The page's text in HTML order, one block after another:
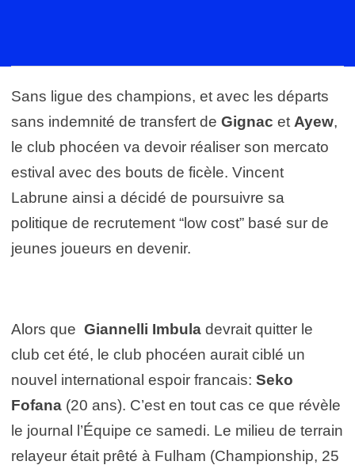
Sans ligue des champions, et avec les départs
sans indemnité de transfert de Gignac et Ayew,
le club phocéen va devoir réaliser son mercato
estival avec des bouts de ficèle. Vincent
Labrune ainsi a décidé de poursuivre sa
politique de recrutement “low cost” basé sur de
jeunes joueurs en devenir.
Alors que Giannelli Imbula devrait quitter le
club cet été, le club phocéen aurait ciblé un
nouvel international espoir francais: Seko
Fofana (20 ans). C’est en tout cas ce que révèle
le journal l’Équipe ce samedi. Le milieu de terrain
relayeur était prêté à Fulham (Championship, 25